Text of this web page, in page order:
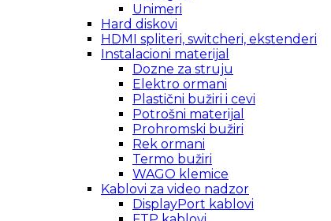
Unimeri
Hard diskovi
HDMI spliteri, switcheri, ekstenderi
Instalacioni materijal
Dozne za struju
Elektro ormani
Plastični bužiri i cevi
Potrošni materijal
Prohromski bužiri
Rek ormani
Termo bužiri
WAGO klemice
Kablovi za video nadzor
DisplayPort kablovi